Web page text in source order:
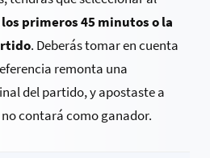
primeros 45 minutos o la
. Deberás tomar en cuenta
remonta una
del partido, y apostaste a
contará como ganador.